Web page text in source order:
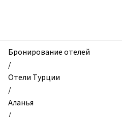
Sultan
Sipahi
Resort
Hotel,
Аланья,
Турция
Бронирование отелей
/
Отели Турции
/
Аланья